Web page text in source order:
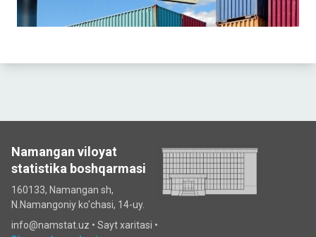
Namangan viloyat
statistika boshqarmasi
160133, Namangan sh,
N.Namangoniy ko'chasi, 14-uy.
info@namstat.uz • Sayt xaritasi •